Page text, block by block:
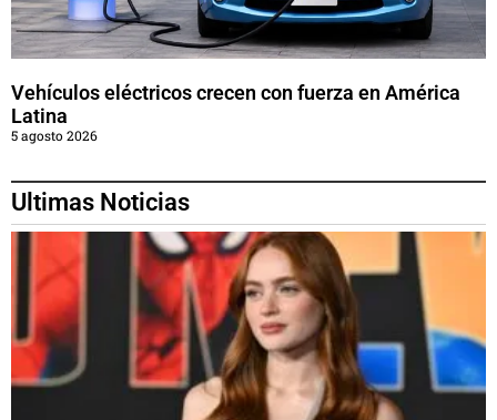
Vehículos eléctricos crecen con fuerza en América
Latina
5 agosto 2026
Ultimas Noticias